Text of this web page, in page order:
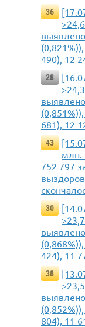
36
490), 12
28
681), 12
43
млн.
752 797
30
424), 11
38
804), 11